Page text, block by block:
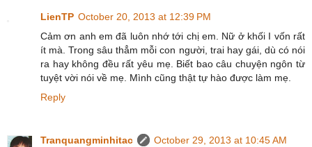
LienTP October 20, 2013 at 12:39 PM
Cảm ơn anh em đã luôn nhớ tới chị em. Nữ ở khối I vốn rất
ít mà. Trong sâu thẳm mỗi con người, trai hay gái, dù có nói
ra hay không đều rất yêu mẹ. Biết bao câu chuyện ngôn từ
tuyệt vời nói về mẹ. Mình cũng thật tự hào được làm mẹ.
Reply
Tranquangminhitac
October 29, 2013 at 10:45 AM